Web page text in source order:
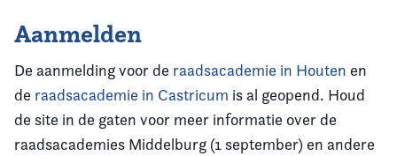
Aanmelden
De aanmelding voor de raadsacademie in Houten en
de raadsacademie in Castricum is al geopend. Houd
de site in de gaten voor meer informatie over de
raadsacademies Middelburg (1 september) en andere